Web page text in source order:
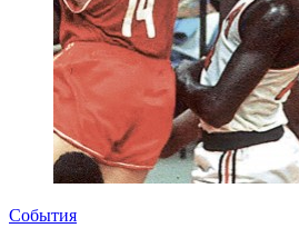
События